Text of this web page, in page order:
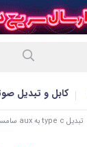
کابل و تبدیل
تبدیل type c به aux سامسونگ اصلی